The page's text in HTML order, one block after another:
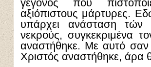
γεγονός που
αξιόπιστους μάρτυρες.
υπάρχει ανάσταση τών
νεκρούς, συγκεκριμένα
αναστήθηκε. Με αυτό σαν
Χριστός αναστήθηκε, άρα